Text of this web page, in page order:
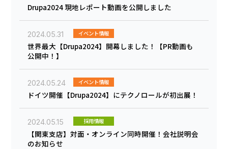
Drupa2024 現地レポート動画を公開しました
2024.05.31 イベント情報
世界最大【Drupa2024】開幕しました！【PR動画も
公開中！】
2024.05.24 イベント情報
ドイツ開催【Drupa2024】にテクノロールが初出展！
2024.05.15 採用情報
【関東支店】対面・オンライン同時開催！会社説明会
のお知らせ